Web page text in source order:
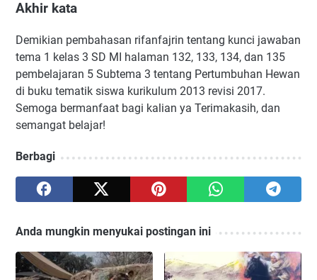
Akhir kata
Demikian pembahasan rifanfajrin tentang kunci jawaban
tema 1 kelas 3 SD MI halaman 132, 133, 134, dan 135
pembelajaran 5 Subtema 3 tentang Pertumbuhan Hewan
di buku tematik siswa kurikulum 2013 revisi 2017.
Semoga bermanfaat bagi kalian ya Terimakasih, dan
semangat belajar!
Berbagi
Anda mungkin menyukai postingan ini